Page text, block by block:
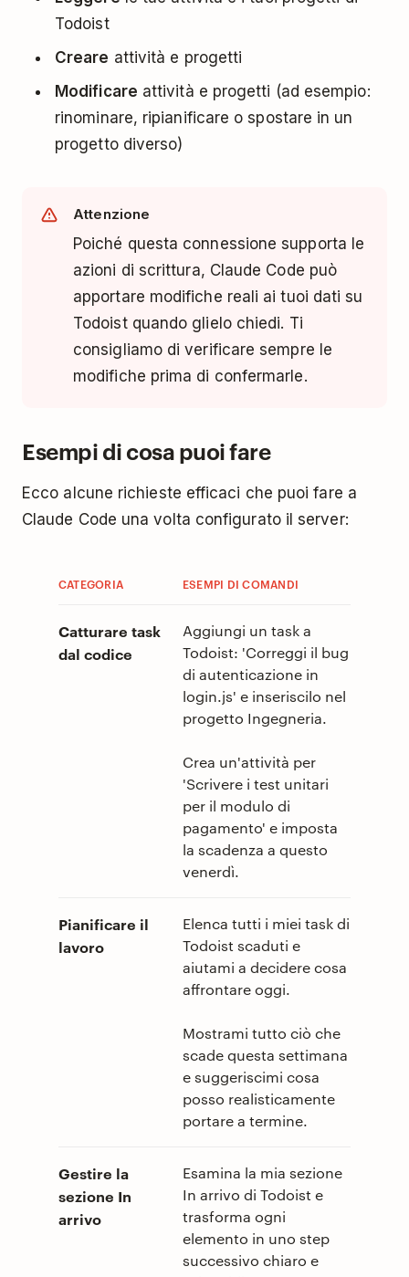
Todoist
Creare attività e progetti
Modificare attività e progetti (ad esempio:
rinominare, ripianificare o spostare in un
progetto diverso)
Attenzione
Poiché questa connessione supporta le
azioni di scrittura, Claude Code può
apportare modifiche reali ai tuoi dati su
Todoist quando glielo chiedi. Ti
consigliamo di verificare sempre le
modifiche prima di confermarle.
Esempi di cosa puoi fare
Ecco alcune richieste efficaci che puoi fare a
Claude Code una volta configurato il server:
CATEGORIA ESEMPI DI COMANDI
Catturare task
dal codice
Aggiungi un task a
Todoist: 'Correggi il bug
di autenticazione in
login.js' e inseriscilo nel
progetto Ingegneria.
Crea un'attività per
'Scrivere i test unitari
per il modulo di
pagamento' e imposta
la scadenza a questo
venerdì.
Pianificare il
lavoro
Elenca tutti i miei task di
Todoist scaduti e
aiutami a decidere cosa
affrontare oggi.
Mostrami tutto ciò che
scade questa settimana
e suggeriscimi cosa
posso realisticamente
portare a termine.
Gestire la
sezione In
arrivo
Esamina la mia sezione
In arrivo di Todoist e
trasforma ogni
elemento in uno step
successivo chiaro e